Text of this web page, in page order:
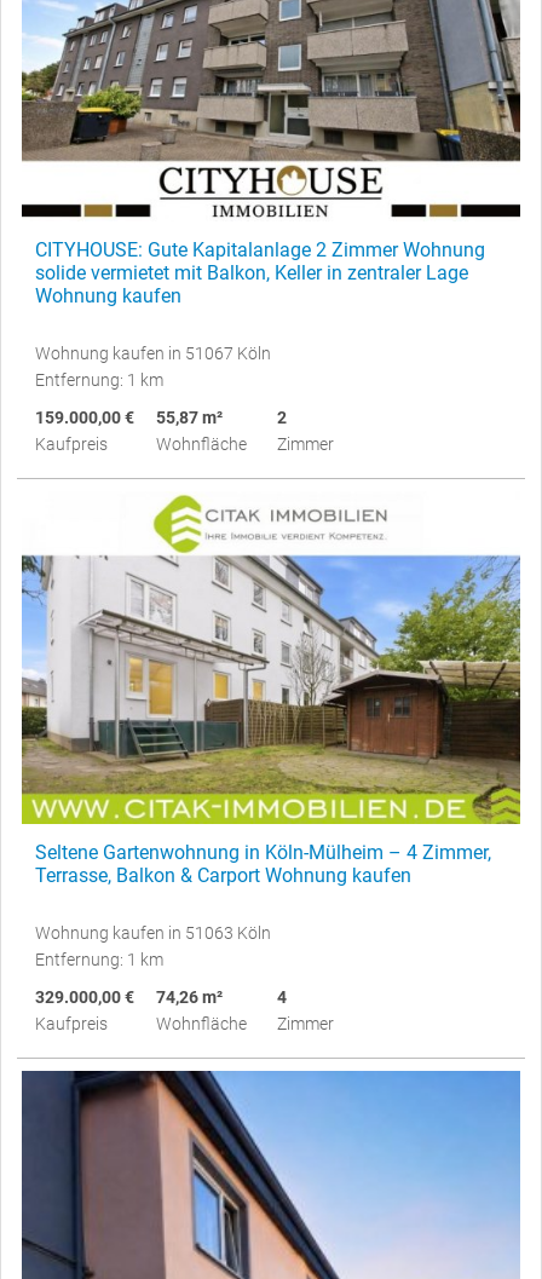
CITYHOUSE: Gute Kapitalanlage 2 Zimmer Wohnung
solide vermietet mit Balkon, Keller in zentraler Lage
Wohnung kaufen
Wohnung kaufen in 51067 Köln
Entfernung: 1 km
159.000,00 €
Kaufpreis
55,87 m²
Wohnfläche
2
Zimmer
Seltene Gartenwohnung in Köln-Mülheim – 4 Zimmer,
Terrasse, Balkon & Carport Wohnung kaufen
Wohnung kaufen in 51063 Köln
Entfernung: 1 km
329.000,00 €
Kaufpreis
74,26 m²
Wohnfläche
4
Zimmer